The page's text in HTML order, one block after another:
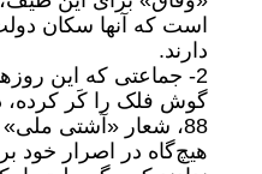
است که آنها سکان
دارند.
2- جماعتی که این
88، شعار «آشتی
هیچ‌گاه در اصرار خود